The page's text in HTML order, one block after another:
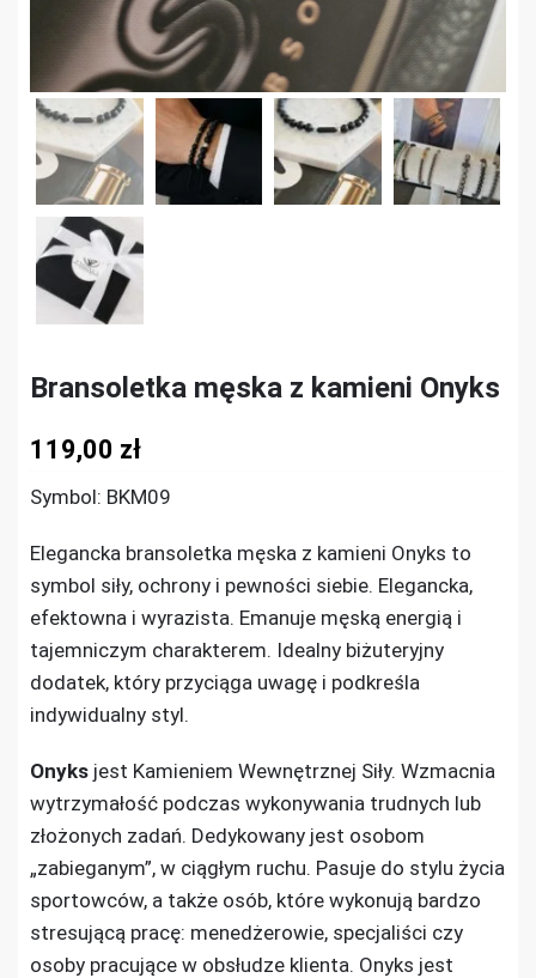
Bransoletka męska z kamieni Onyks
119,00 zł
Symbol: BKM09
Elegancka bransoletka męska z kamieni Onyks to
symbol siły, ochrony i pewności siebie. Elegancka,
efektowna i wyrazista. Emanuje męską energią i
tajemniczym charakterem. Idealny biżuteryjny
dodatek, który przyciąga uwagę i podkreśla
indywidualny styl.
Onyks jest Kamieniem Wewnętrznej Siły. Wzmacnia
wytrzymałość podczas wykonywania trudnych lub
złożonych zadań. Dedykowany jest osobom
„zabieganym”, w ciągłym ruchu. Pasuje do stylu życia
sportowców, a także osób, które wykonują bardzo
stresującą pracę: menedżerowie, specjaliści czy
osoby pracujące w obsłudze klienta. Onyks jest